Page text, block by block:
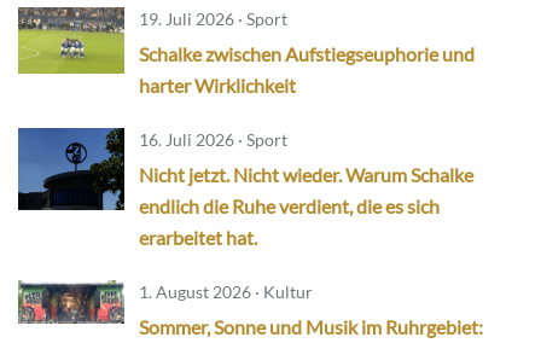
19. Juli 2026 · Sport
Schalke zwischen Aufstiegseuphorie und
harter Wirklichkeit
16. Juli 2026 · Sport
Nicht jetzt. Nicht wieder. Warum Schalke
endlich die Ruhe verdient, die es sich
erarbeitet hat.
1. August 2026 · Kultur
Sommer, Sonne und Musik im Ruhrgebiet: